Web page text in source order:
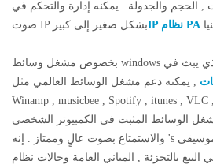
, الحجم والجدولة . يمكنه إدارة والتحكم في
صوت IP بشكل صغير إلى كبيرIP نظام PA
, يمكنه دعم مشغل الوسائط العالمي مثل groove , برنامج
Winamp , musicbee , Spotify , itunes , VLC , إلخ . يمكن للمستخدمين
الوسائط المثبت في الكمبيوتر الشخصي
والاستمتاع بصوت عالٍ وممتاز . إنه 's مفيد بشكل خاص لتشغيل الموسيقى